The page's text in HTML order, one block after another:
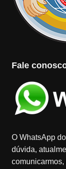
Fale
O WhatsApp
dúvida,